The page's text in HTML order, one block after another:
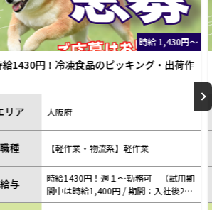
時給 1,430円～
！冷凍食品のピッキング・出荷作
大阪府
【軽作業・物流系】軽作業
時給1430円！週１～勤務可 （試用期
間中は時給1,400円 / 期間：入社後2ヶ
月）
高時給
エ
給